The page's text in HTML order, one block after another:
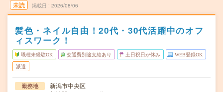
未読 掲載日 2026/08/06
髪色・ネイル自由！20代・30代活躍中のオフ
ィスワーク！
職種未経験OK 交通費別途支給あり 土日祝日が休み WEB登録OK
派遣
勤務地
新潟市中央区